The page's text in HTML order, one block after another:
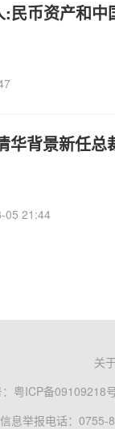
民币资产和
华背景新任总
05 21:44
关
粤ICP备09109218
息举报电话：0755-